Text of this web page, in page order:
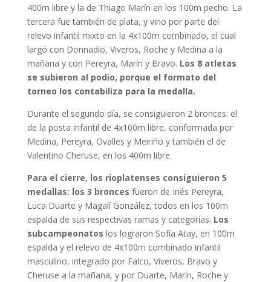
400m libre y la de Thiago Marín en los 100m pecho. La
tercera fue también de plata, y vino por parte del
relevo infantil mixto en la 4x100m combinado, el cual
largó con Donnadio, Viveros, Roche y Medina a la
mañana y con Pereyra, Marín y Bravo. Los 8 atletas
se subieron al podio, porque el formato del
torneo los contabiliza para la medalla.
Durante el segundo día, se consiguieron 2 bronces: el
de la posta infantil de 4x100m libre, conformada por
Medina, Pereyra, Ovalles y Meiriño y también el de
Valentino Cheruse, en los 400m libre.
Para el cierre, los rioplatenses consiguieron 5
medallas: los 3 bronces fueron de Inés Pereyra,
Luca Duarte y Magalí González, todos en los 100m
espalda de sus respectivas ramas y categorías. Los
subcampeonatos los lograron Sofía Atay, en 100m
espalda y el relevo de 4x100m combinado infantil
masculino, integrado por Falco, Viveros, Bravo y
Cheruse a la mañana, y por Duarte, Marín, Roche y